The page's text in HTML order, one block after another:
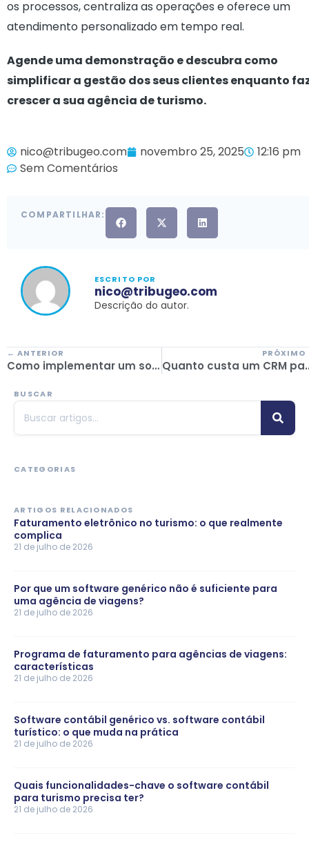
os processos, centraliza as operações e oferece um
atendimento personalizado em tempo real.
Agende uma demonstração e descubra como
simplificar a gestão dos seus clientes enquanto
crescer a sua agência de turismo.
nico@tribugeo.com novembro 25, 2025
12:16 pm
Sem Comentários
COMPARTILHAR:
ESCRITO POR
nico@tribugeo.com
Descrição do autor.
← ANTERIOR
Como implementar um software de gestão sem abrandar o teu funcionamento diário Quanto custa um CRM
BUSCAR
CATEGORIAS
ARTIGOS RELACIONADOS
Faturamento eletrônico no turismo: o que realmente
complica
21 de julho de 2026
Por que um software genérico não é suficiente para
uma agência de viagens?
21 de julho de 2026
Programa de faturamento para agências de viagens:
características
21 de julho de 2026
Software contábil genérico vs. software contábil
turístico: o que muda na prática
21 de julho de 2026
Quais funcionalidades-chave o software contábil
para turismo precisa ter?
21 de julho de 2026